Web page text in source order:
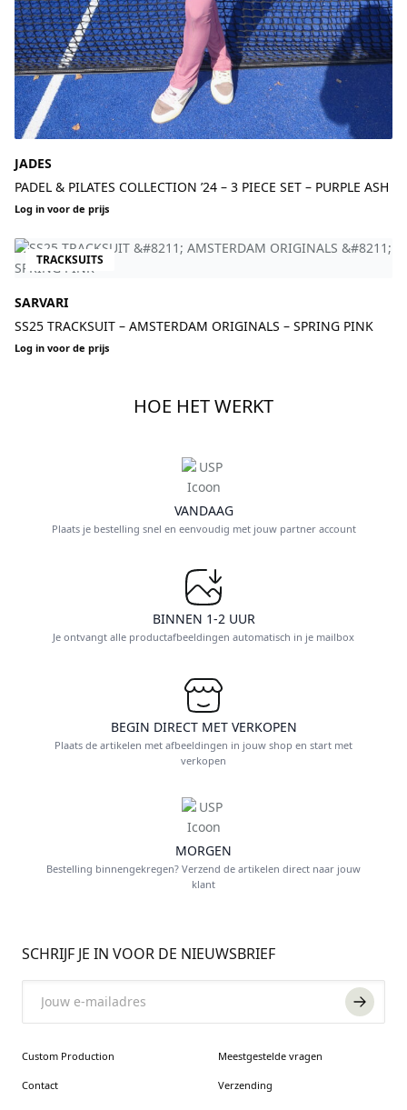
JADES
PADEL & PILATES COLLECTION ’24 – 3 PIECE SET – PURPLE ASH
Log in voor de prijs
TRACKSUITS
SARVARI
SS25 TRACKSUIT – AMSTERDAM ORIGINALS – SPRING PINK
Log in voor de prijs
HOE HET WERKT
VANDAAG
Plaats je bestelling snel en eenvoudig met jouw partner account
BINNEN 1-2 UUR
Je ontvangt alle productafbeeldingen automatisch in je mailbox
BEGIN DIRECT MET VERKOPEN
Plaats de artikelen met afbeeldingen in jouw shop en start met
verkopen
MORGEN
Bestelling binnengekregen? Verzend de artikelen direct naar jouw
klant
SCHRIJF JE IN VOOR DE NIEUWSBRIEF
Custom Production Meestgestelde vragen
Contact Verzending